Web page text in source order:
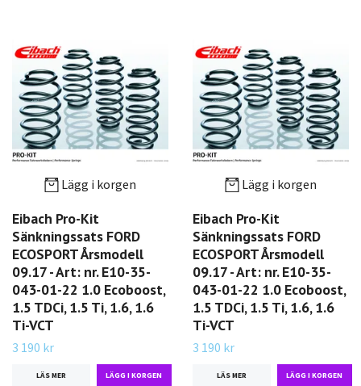
Lägg i korgen
Eibach Pro-Kit
Sänkningssats FORD
ECOSPORT Årsmodell
09.17 - Art: nr. E10-35-
043-01-22 1.0 Ecoboost,
1.5 TDCi, 1.5 Ti, 1.6, 1.6
Ti-VCT
3 190 kr
LÄS MER
Lägg i korgen
Eibach Pro-Kit
Sänkningssats FORD
ECOSPORT Årsmodell
09.17 - Art: nr. E10-35-
043-01-22 1.0 Ecoboost,
1.5 TDCi, 1.5 Ti, 1.6, 1.6
Ti-VCT
3 190 kr
LÄS MER